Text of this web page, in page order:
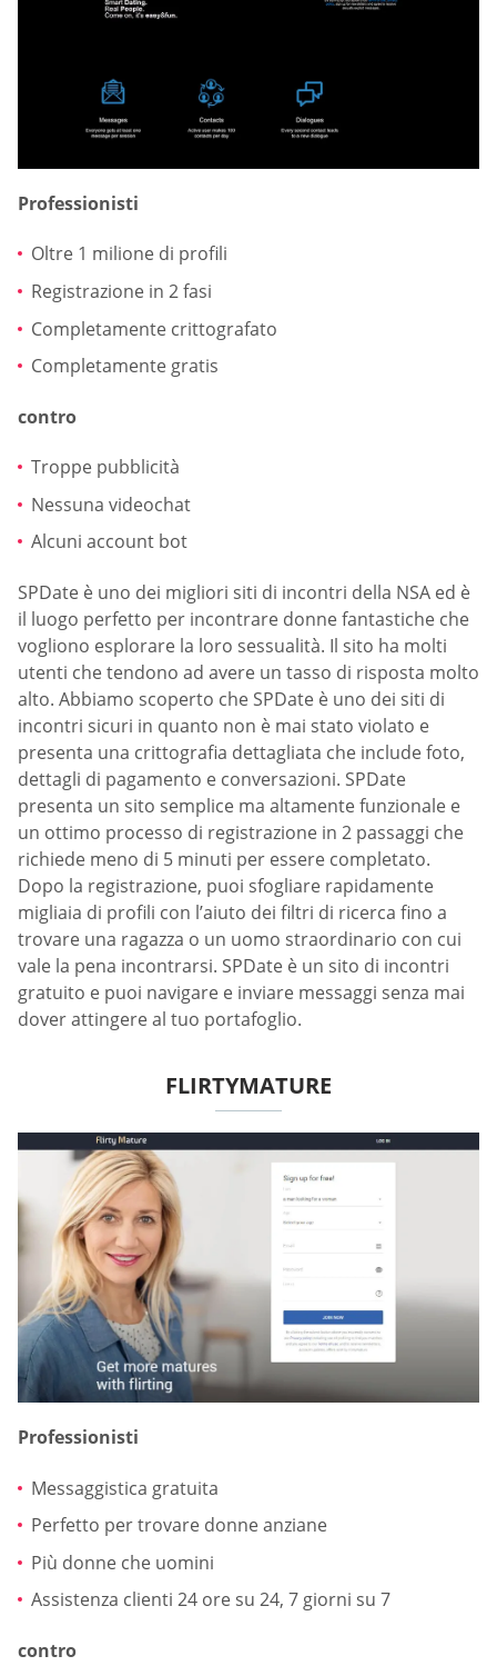
Professionisti
Oltre 1 milione di profili
Registrazione in 2 fasi
Completamente crittografato
Completamente gratis
contro
Troppe pubblicità
Nessuna videochat
Alcuni account bot
SPDate è uno dei migliori siti di incontri della NSA ed è
il luogo perfetto per incontrare donne fantastiche che
vogliono esplorare la loro sessualità. Il sito ha molti
utenti che tendono ad avere un tasso di risposta molto
alto. Abbiamo scoperto che SPDate è uno dei siti di
incontri sicuri in quanto non è mai stato violato e
presenta una crittografia dettagliata che include foto,
dettagli di pagamento e conversazioni. SPDate
presenta un sito semplice ma altamente funzionale e
un ottimo processo di registrazione in 2 passaggi che
richiede meno di 5 minuti per essere completato.
Dopo la registrazione, puoi sfogliare rapidamente
migliaia di profili con l’aiuto dei filtri di ricerca fino a
trovare una ragazza o un uomo straordinario con cui
vale la pena incontrarsi. SPDate è un sito di incontri
gratuito e puoi navigare e inviare messaggi senza mai
dover attingere al tuo portafoglio.
FLIRTYMATURE
Professionisti
Messaggistica gratuita
Perfetto per trovare donne anziane
Più donne che uomini
Assistenza clienti 24 ore su 24, 7 giorni su 7
contro